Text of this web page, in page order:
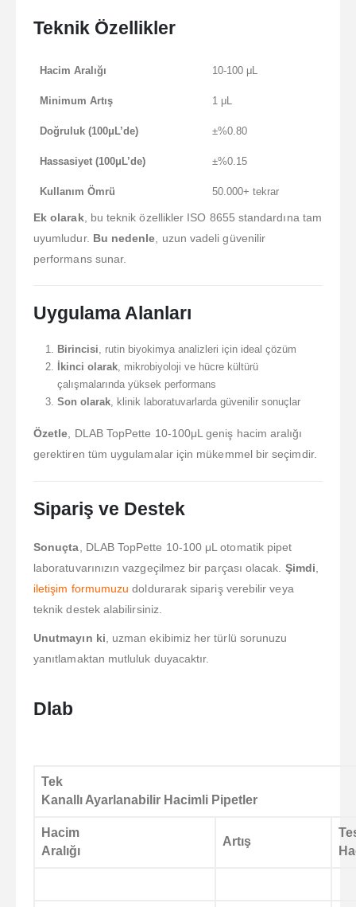
Teknik Özellikler
Hacim Aralığı 10-100 μL
Minimum Artış 1 μL
Doğruluk (100μL’de) ±%0.80
Hassasiyet (100μL’de) ±%0.15
Kullanım Ömrü 50.000+ tekrar
Ek olarak, bu teknik özellikler ISO 8655 standardına tam
uyumludur. Bu nedenle , uzun vadeli güvenilir
performans sunar.
Uygulama Alanları
Birincisi, rutin biyokimya analizleri için ideal çözüm
İkinci olarak, mikrobiyoloji ve hücre kültürü
çalışmalarında yüksek performans
Son olarak, klinik laboratuvarlarda güvenilir sonuçlar
Özetle , DLAB TopPette 10-100μL geniş hacim aralığı
gerektiren tüm uygulamalar için mükemmel bir seçimdir.
Sipariş ve Destek
Sonuçta , DLAB TopPette 10-100 μL otomatik pipet
laboratuvarınızın vazgeçilmez bir parçası olacak. Şimdi
iletişim formumuzu doldurarak sipariş verebilir veya
teknik destek alabilirsiniz.
Unutmayın ki , uzman ekibimiz her türlü sorunuzu
yanıtlamaktan mutluluk duyacaktır.
Dlab
Tek
Kanallı Ayarlanabilir Hacimli Pipetler
Hacim
Aralığı
Artış